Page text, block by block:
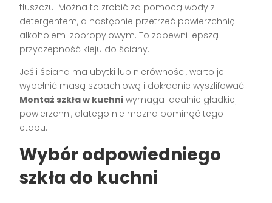
tłuszczu. Można to zrobić za pomocą wody z
detergentem, a następnie przetrzeć powierzchnię
alkoholem izopropylowym. To zapewni lepszą
przyczepność kleju do ściany.
Jeśli ściana ma ubytki lub nierówności, warto je
wypełnić masą szpachlową i dokładnie wyszlifować.
Montaż szkła w kuchni wymaga idealnie gładkiej
powierzchni, dlatego nie można pominąć tego
etapu.
Wybór odpowiedniego
szkła do kuchni